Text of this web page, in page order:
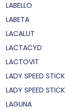
LABELLO
LABETA
LACALUT
LACTACYD
LACTOVIT
LADY SPEED STICK
LADY SPEED STICK
LAGUNA